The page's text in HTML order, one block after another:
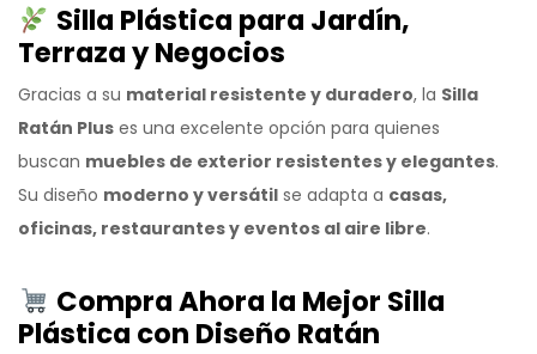
Silla Plástica para Jardín,
Terraza y Negocios
Gracias a su material resistente y duradero, la Silla
Ratán Plus es una excelente opción para quienes
buscan muebles de exterior resistentes y elegantes.
Su diseño moderno y versátil se adapta a casas,
oficinas, restaurantes y eventos al aire libre.
Compra Ahora la Mejor Silla
Plástica con Diseño Ratán